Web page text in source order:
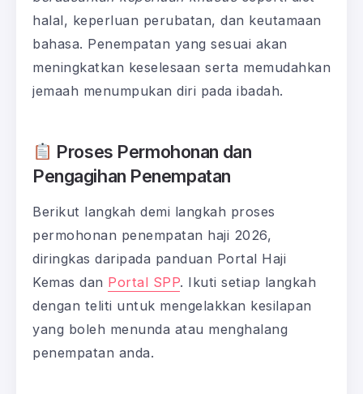
halal, keperluan perubatan, dan keutamaan
bahasa. Penempatan yang sesuai akan
meningkatkan keselesaan serta memudahkan
jemaah menumpukan diri pada ibadah.
Proses Permohonan dan
Pengagihan Penempatan
Berikut langkah demi langkah proses
permohonan penempatan haji 2026,
diringkas daripada panduan Portal Haji
Kemas dan Portal SPP. Ikuti setiap langkah
dengan teliti untuk mengelakkan kesilapan
yang boleh menunda atau menghalang
penempatan anda.